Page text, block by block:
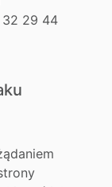
29 44